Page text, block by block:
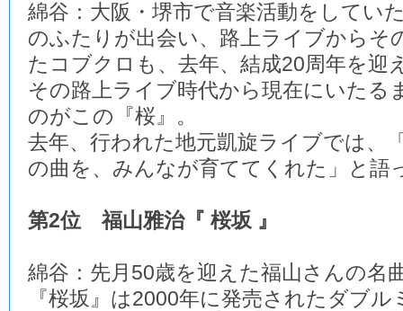
綿谷：大阪・堺市で音楽活動をしてい
のふたりが出会い、路上ライブからそ
たコブクロも、去年、結成20周年を迎
その路上ライブ時代から現在にいたる
のがこの『桜』。
去年、行われた地元凱旋ライブでは、
の曲を、みんなが育ててくれた」と語
第2位 福山雅治『 桜坂 』
綿谷：先月50歳を迎えた福山さんの名
『桜坂』は2000年に発売されたダブ